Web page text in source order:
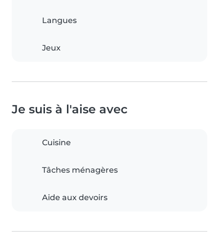
Langues
Jeux
Je suis à l'aise avec
Cuisine
Tâches ménagères
Aide aux devoirs